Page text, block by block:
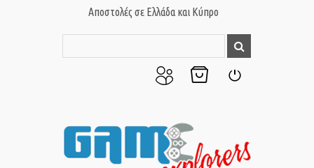
Αποστολές σε Ελλάδα και Κύπρο
μου